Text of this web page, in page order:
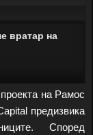
вратар на
на Рамос
предизвика
Според